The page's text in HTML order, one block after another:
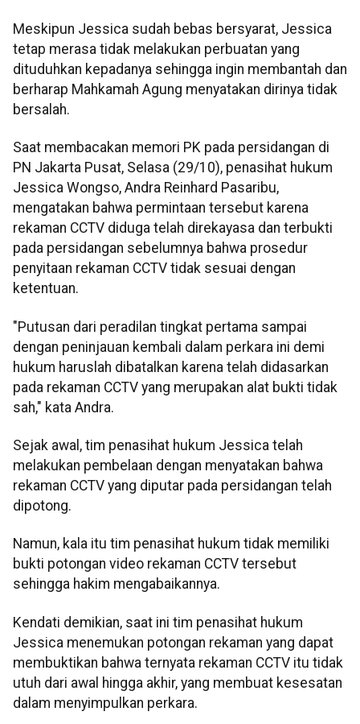
Meskipun Jessica sudah bebas bersyarat, Jessica
tetap merasa tidak melakukan perbuatan yang
dituduhkan kepadanya sehingga ingin membantah dan
berharap Mahkamah Agung menyatakan dirinya tidak
bersalah.
Saat membacakan memori PK pada persidangan di
PN Jakarta Pusat, Selasa (29/10), penasihat hukum
Jessica Wongso, Andra Reinhard Pasaribu,
mengatakan bahwa permintaan tersebut karena
rekaman CCTV diduga telah direkayasa dan terbukti
pada persidangan sebelumnya bahwa prosedur
penyitaan rekaman CCTV tidak sesuai dengan
ketentuan.
"Putusan dari peradilan tingkat pertama sampai
dengan peninjauan kembali dalam perkara ini demi
hukum haruslah dibatalkan karena telah didasarkan
pada rekaman CCTV yang merupakan alat bukti tidak
sah," kata Andra.
Sejak awal, tim penasihat hukum Jessica telah
melakukan pembelaan dengan menyatakan bahwa
rekaman CCTV yang diputar pada persidangan telah
dipotong.
Namun, kala itu tim penasihat hukum tidak memiliki
bukti potongan video rekaman CCTV tersebut
sehingga hakim mengabaikannya.
Kendati demikian, saat ini tim penasihat hukum
Jessica menemukan potongan rekaman yang dapat
membuktikan bahwa ternyata rekaman CCTV itu tidak
utuh dari awal hingga akhir, yang membuat kesesatan
dalam menyimpulkan perkara.